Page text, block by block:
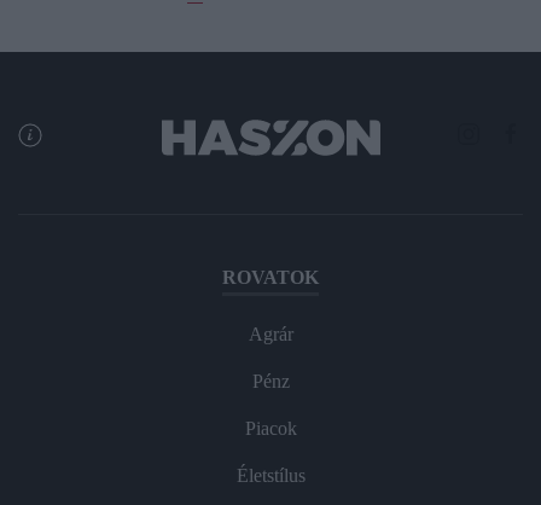
ROVATOK
Agrár
Pénz
Piacok
Életstílus